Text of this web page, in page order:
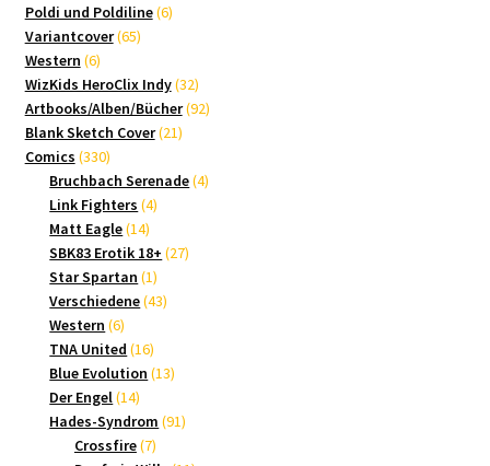
Produkte
Poldi und Poldiline 66
Variantcover 6565
Western 66
Produkte
WizKids HeroClix Indy 3232
Produkte
Artbooks/Alben/Bücher 9292
Blank Sketch Cover 2121
Comics 330330
Produkte
Bruchbach Serenade 44
Link Fighters 44
Matt Eagle 1414
Produkte
SBK83 Erotik 18+ 2727
Star Spartan 11
Produkt
Verschiedene 4343
Western 66
Produkte
TNA United 1616
Produkte
Blue Evolution 1313
Der Engel 1414
Produkte
Hades-Syndrom 9191
Crossfire 77